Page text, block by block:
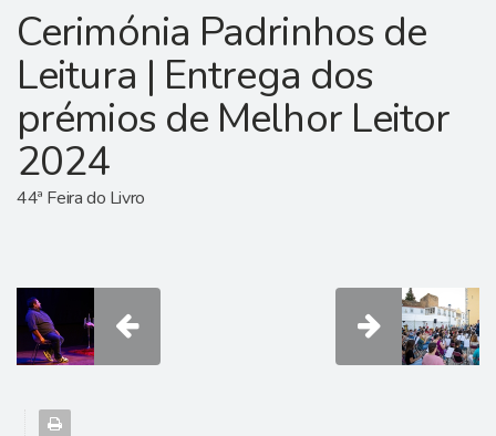
Cerimónia Padrinhos de
Leitura | Entrega dos
prémios de Melhor Leitor
2024
44ª Feira do Livro